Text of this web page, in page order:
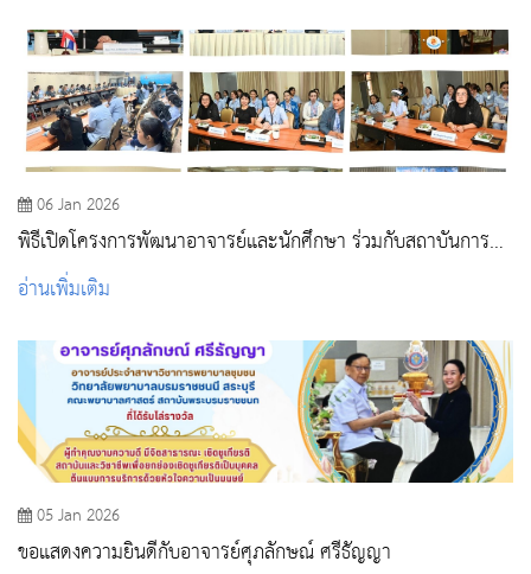
06 Jan 2026
พิธีเปิดโครงการพัฒนาอาจารย์และนักศึกษา ร่วมกับสถาบันการ
ศึกษาต่างประเทศ
อ่านเพิ่มเติม
05 Jan 2026
ขอแสดงความยินดีกับอาจารย์ศุภลักษณ์ ศรีธัญญา